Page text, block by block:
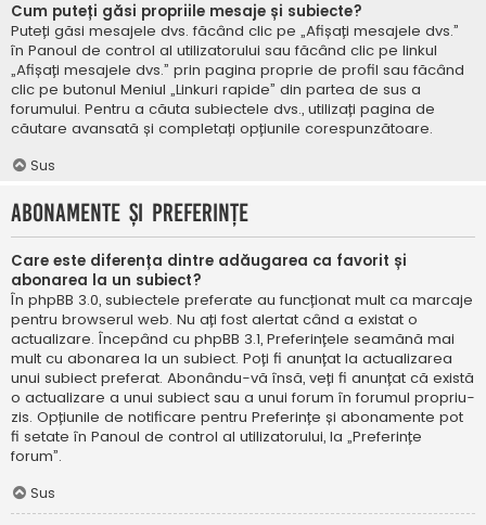
Cum puteți găsi propriile mesaje și subiecte?
Puteți găsi mesajele dvs. făcând clic pe „Afișați mesajele dvs.”
în Panoul de control al utilizatorului sau făcând clic pe linkul
„Afișați mesajele dvs.” prin pagina proprie de profil sau făcând
clic pe butonul Meniul „Linkuri rapide” din partea de sus a
forumului. Pentru a căuta subiectele dvs., utilizați pagina de
căutare avansată și completați opțiunile corespunzătoare.
Sus
Abonamente și Preferințe
Care este diferența dintre adăugarea ca favorit și
abonarea la un subiect?
În phpBB 3.0, subiectele preferate au funcționat mult ca marcaje
pentru browserul web. Nu ați fost alertat când a existat o
actualizare. Începând cu phpBB 3.1, Preferințele seamănă mai
mult cu abonarea la un subiect. Poți fi anunțat la actualizarea
unui subiect preferat. Abonându-vă însă, veți fi anunțat că există
o actualizare a unui subiect sau a unui forum în forumul propriu-
zis. Opțiunile de notificare pentru Preferințe și abonamente pot
fi setate în Panoul de control al utilizatorului, la „Preferințe
forum”.
Sus